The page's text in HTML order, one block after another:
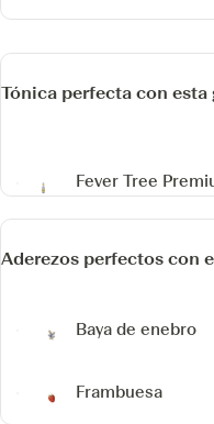
Tónica perfecta con esta
Fever Tree
Aderezos perfectos con
Baya de enebro
Frambuesa